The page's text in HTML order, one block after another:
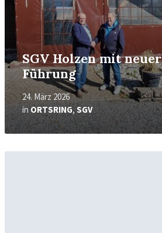
SGV Holzen mit neuer
Führung
24. März 2026
in ORTSRING,SGV
Mehr